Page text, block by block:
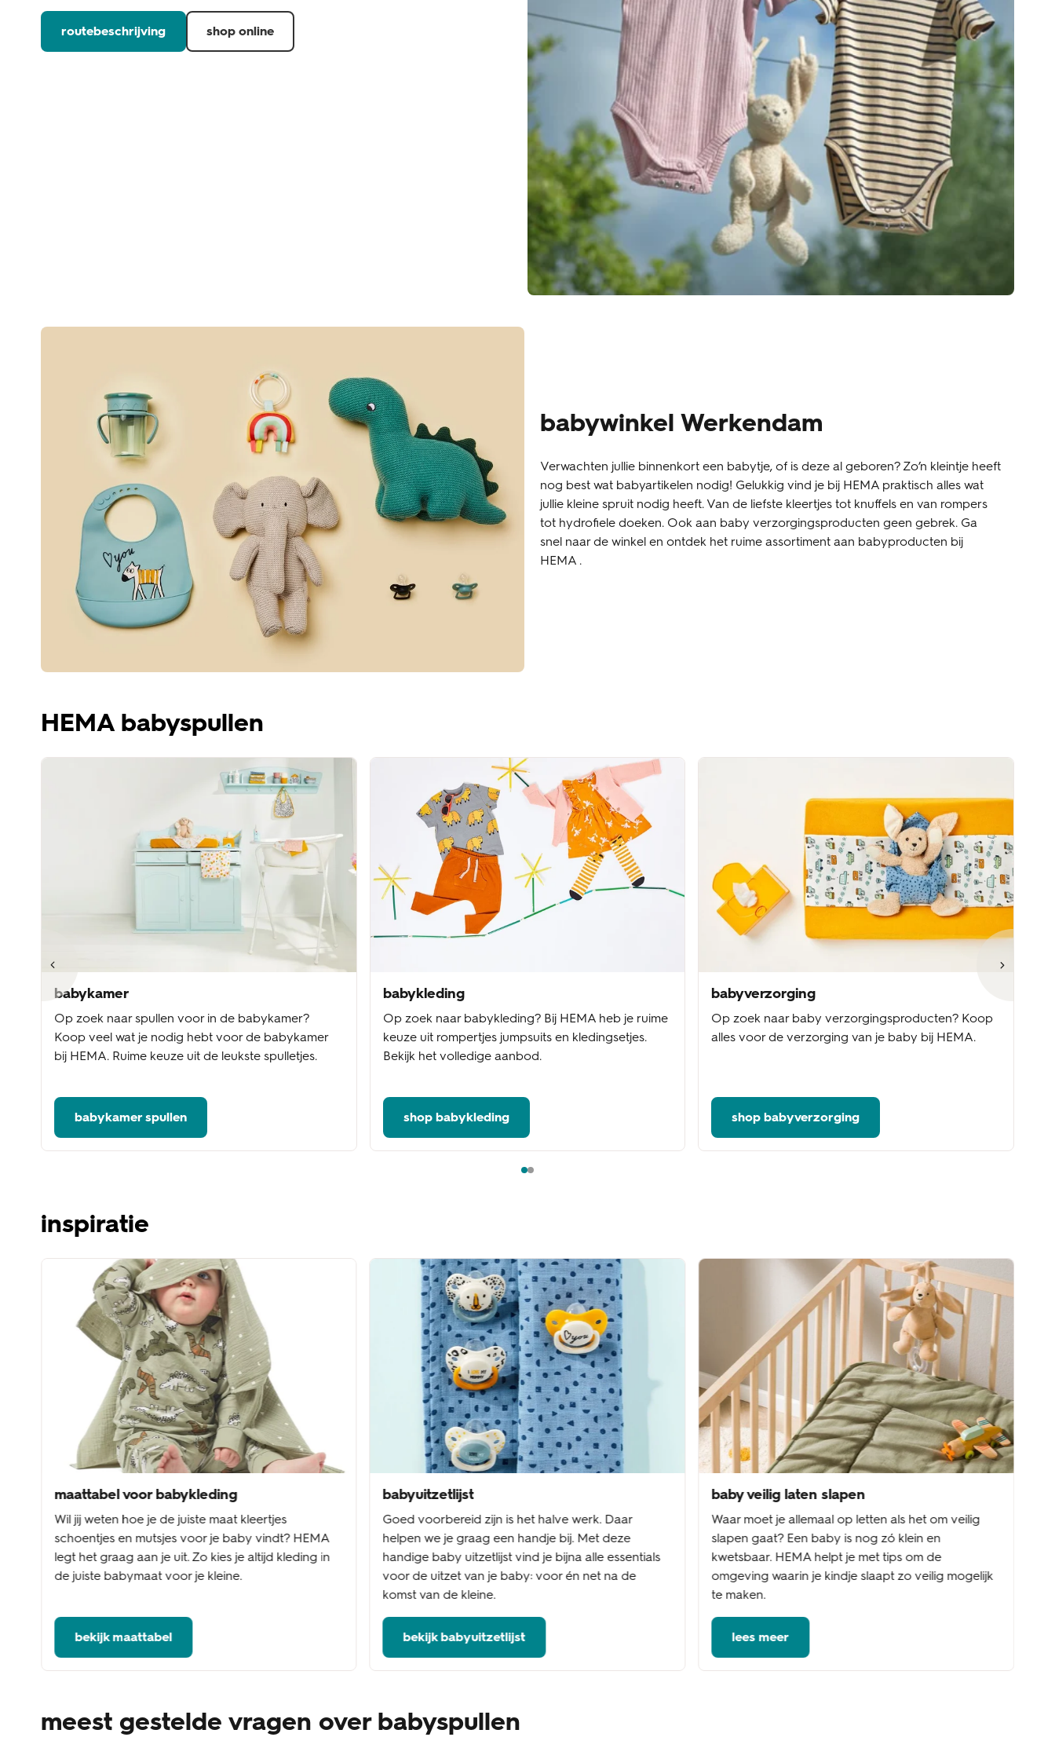
routebeschrijving shop online
babywinkel Werkendam
Verwachten jullie binnenkort een babytje, of is deze al geboren? Zo’n kleintje heeft
nog best wat babyartikelen nodig! Gelukkig vind je bij HEMA praktisch alles wat
jullie kleine spruit nodig heeft. Van de liefste kleertjes tot knuffels en van rompers
tot hydrofiele doeken. Ook aan baby verzorgingsproducten geen gebrek. Ga
snel naar de winkel en ontdek het ruime assortiment aan babyproducten bij
HEMA .
HEMA babyspullen
babykamer
Op zoek naar spullen voor in de babykamer?
Koop veel wat je nodig hebt voor de babykamer
bij HEMA. Ruime keuze uit de leukste spulletjes.
babykamer spullen
babykleding
Op zoek naar babykleding? Bij HEMA heb je ruime
keuze uit rompertjes jumpsuits en kledingsetjes.
Bekijk het volledige aanbod.
shop babykleding
babyverzorging
Op zoek naar baby verzorgingsproducten? Koop
alles voor de verzorging van je baby bij HEMA.
shop babyverzorging
inspiratie
maattabel voor babykleding
Wil jij weten hoe je de juiste maat kleertjes
schoentjes en mutsjes voor je baby vindt? HEMA
legt het graag aan je uit. Zo kies je altijd kleding in
de juiste babymaat voor je kleine.
bekijk maattabel
babyuitzetlijst
Goed voorbereid zijn is het halve werk. Daar
helpen we je graag een handje bij. Met deze
handige baby uitzetlijst vind je bijna alle essentials
voor de uitzet van je baby: voor én net na de
komst van de kleine.
bekijk babyuitzetlijst
baby veilig laten slapen
Waar moet je allemaal op letten als het om veilig
slapen gaat? Een baby is nog zó klein en
kwetsbaar. HEMA helpt je met tips om de
omgeving waarin je kindje slaapt zo veilig mogelijk
te maken.
lees meer
meest gestelde vragen over babyspullen